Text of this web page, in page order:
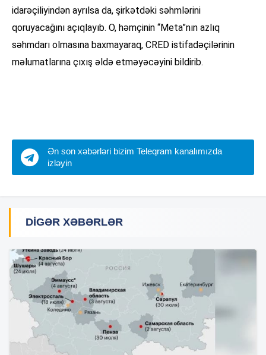
idarəçiliyindən ayrılsa da, şirkətdəki səhmlərini
qoruyacağını açıqlayıb. O, həmçinin “Meta”nın azlıq
səhmdarı olmasına baxmayaraq, CRED istifadəçilərinin
məlumatlarına çıxış əldə etməyəcəyini bildirib.
Ən son xəbərləri bizim Teleqram kanalımızda
izləyin
DIGƏR XƏBƏRLƏR